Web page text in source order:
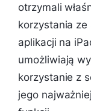
otrzymali
korzystania ze
aplikacji na
umożliwiają
korzystanie z
jego